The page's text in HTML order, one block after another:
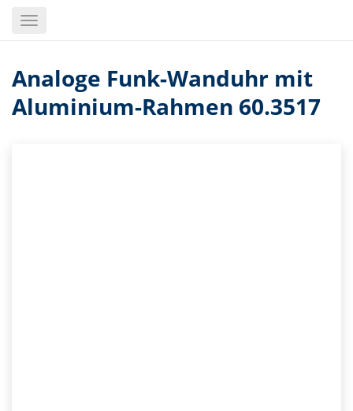
Toggle
Analoge Funk-Wanduhr mit
Aluminium-Rahmen 60.3517